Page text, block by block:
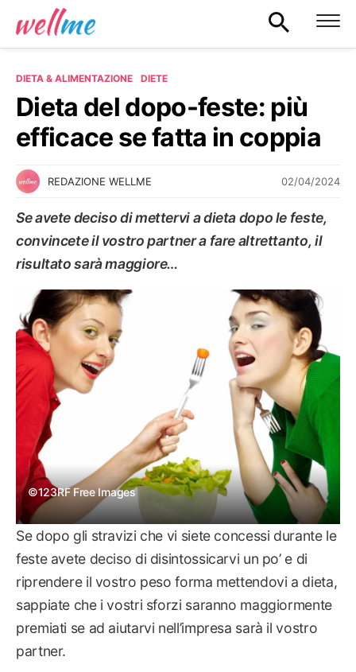
DIETA & ALIMENTAZIONE DIETE
Dieta del dopo-feste: più
efficace se fatta in coppia
REDAZIONE WELLME 02/04/2024
Se avete deciso di mettervi a dieta dopo le feste,
convincete il vostro partner a fare altrettanto, il
risultato sarà maggiore…
©123RF Free Images
DIETE
Se dopo gli stravizi che vi siete concessi durante le
feste avete deciso di disintossicarvi un po’ e di
riprendere il vostro peso forma mettendovi a dieta,
sappiate che i vostri sforzi saranno maggiormente
premiati se ad aiutarvi nell’impresa sarà il vostro
partner.